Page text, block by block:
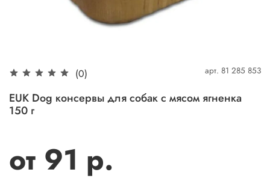
(0) арт. 81 285 853
EUK Dog консервы для собак с мясом ягненка
150 г
от 91 р.